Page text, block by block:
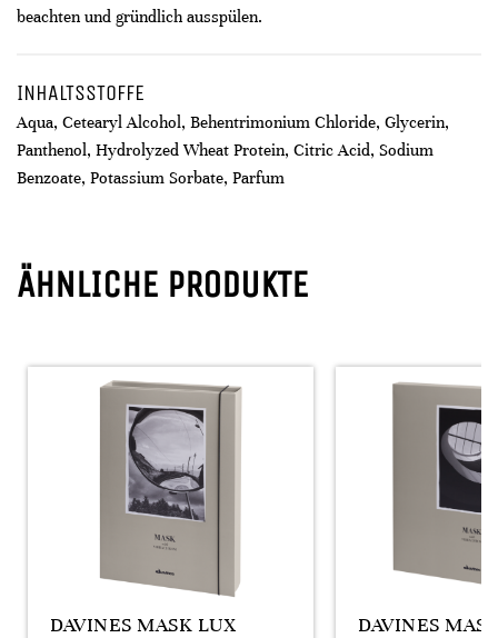
beachten und gründlich ausspülen.
INHALTSSTOFFE
Aqua, Cetearyl Alcohol, Behentrimonium Chloride, Glycerin,
Panthenol, Hydrolyzed Wheat Protein, Citric Acid, Sodium
Benzoate, Potassium Sorbate, Parfum
ÄHNLICHE PRODUKTE
DAVINES MASK LUX
DAVINES